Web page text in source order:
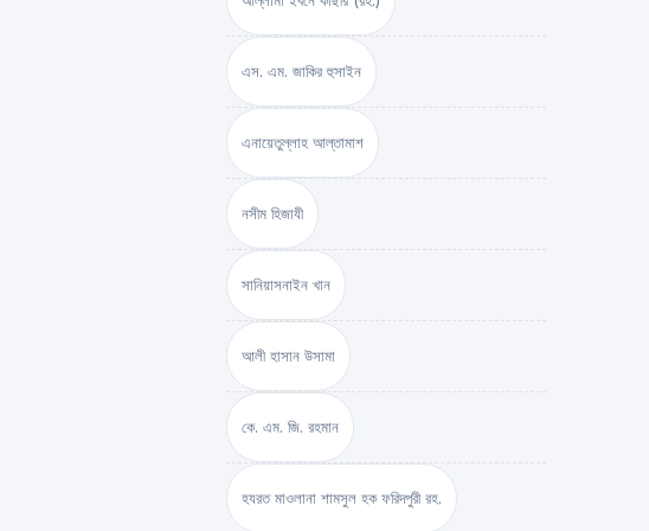
এস. এম. জাকির হুসাইন
এনায়েতুল্লাহ আল্‌তামাশ
নসীম হিজাযী
সানিয়াসনাইন খান
আলী হাসান উসামা
কে. এম. জি. রহমান
হযরত মাওলানা শামসুল হক ফরিদপুরী রহ.